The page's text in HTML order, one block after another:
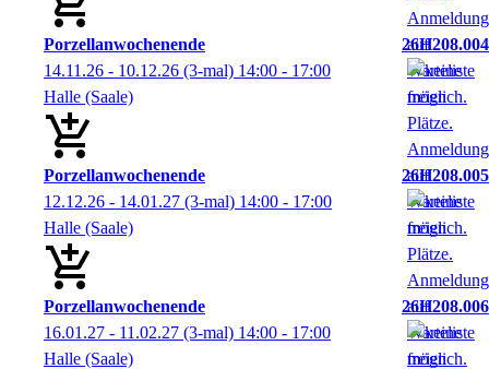
Porzellanwochenende
26H208.004
14.11.26 - 10.12.26 (3-mal) 14:00 - 17:00
Halle (Saale)
Porzellanwochenende
26H208.005
12.12.26 - 14.01.27 (3-mal) 14:00 - 17:00
Halle (Saale)
Porzellanwochenende
26H208.006
16.01.27 - 11.02.27 (3-mal) 14:00 - 17:00
Halle (Saale)